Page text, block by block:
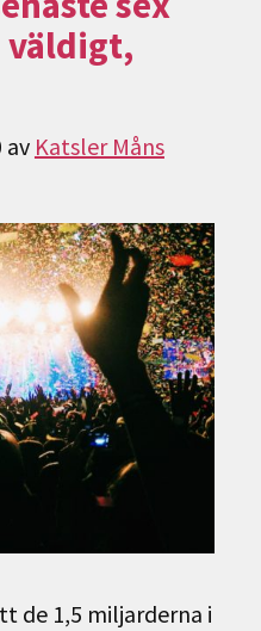
väldigt,
av Katsler Måns
de 1,5 miljarderna i